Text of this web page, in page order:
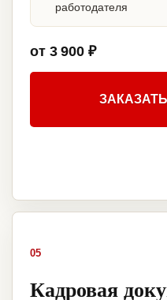
работодателя
от 3 900 ₽
05
Кадровая